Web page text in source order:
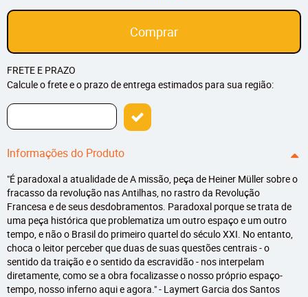
Comprar
FRETE E PRAZO
Calcule o frete e o prazo de entrega estimados para sua região:
Informações do Produto
"É paradoxal a atualidade de A missão, peça de Heiner Müller sobre o
fracasso da revolução nas Antilhas, no rastro da Revolução
Francesa e de seus desdobramentos. Paradoxal porque se trata de
uma peça histórica que problematiza um outro espaço e um outro
tempo, e não o Brasil do primeiro quartel do século XXI. No entanto,
choca o leitor perceber que duas de suas questões centrais - o
sentido da traição e o sentido da escravidão - nos interpelam
diretamente, como se a obra focalizasse o nosso próprio espaço-
tempo, nosso inferno aqui e agora." - Laymert Garcia dos Santos